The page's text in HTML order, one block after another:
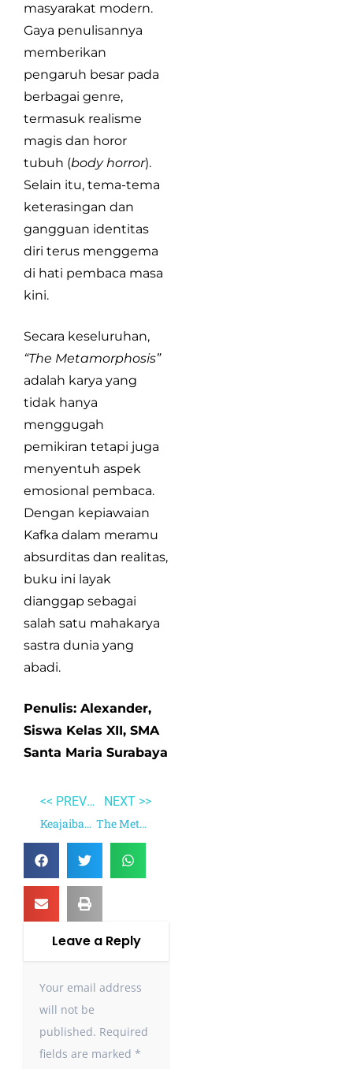
masyarakat modern.
Gaya penulisannya
memberikan
pengaruh besar pada
berbagai genre,
termasuk realisme
magis dan horor
tubuh (body horror).
Selain itu, tema-tema
keterasingan dan
gangguan identitas
diri terus menggema
di hati pembaca masa
kini.
Secara keseluruhan,
“The Metamorphosis”
adalah karya yang
tidak hanya
menggugah
pemikiran tetapi juga
menyentuh aspek
emosional pembaca.
Dengan kepiawaian
Kafka dalam meramu
absurditas dan realitas,
buku ini layak
dianggap sebagai
salah satu mahakarya
sastra dunia yang
abadi.
Penulis: Alexander,
Siswa Kelas XII, SMA
Santa Maria Surabaya
<< PREVIOUS
Keajaiban Antioksidan
NEXT >>
The Metamorphosis and Other Stories
Leave a Reply
Your email address
will not be
published. Required
fields are marked *